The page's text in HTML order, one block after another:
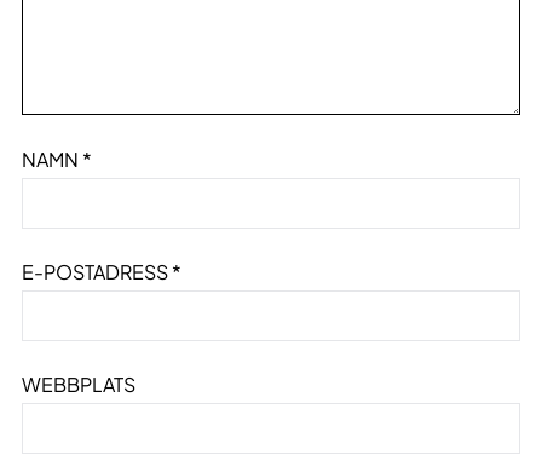
NAMN *
E-POSTADRESS*
WEBBPLATS